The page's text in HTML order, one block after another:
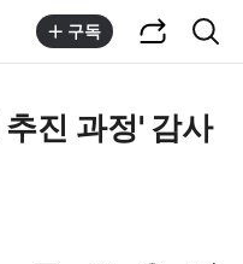
구독
진 과정' 감사